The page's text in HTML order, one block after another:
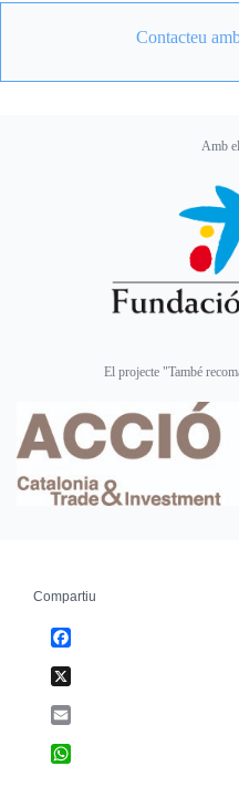
Contacteu
Amb
El projecte "També
Compartiu